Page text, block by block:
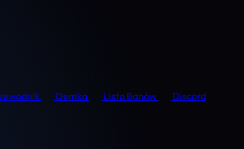
Demka Lista Banów
Discord